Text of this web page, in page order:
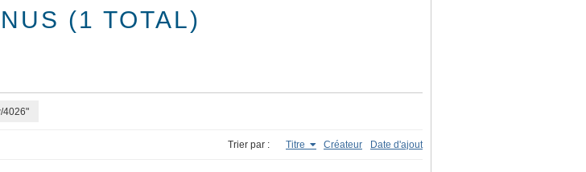
(1 TOTAL)
4026"
Trier par : Titre Créateur Date d'ajout